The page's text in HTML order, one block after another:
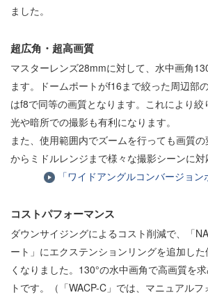
ました。
超広角・超高画質
マスターレンズ28mmに対して、水中画角
ます。ドームポートがf16まで絞った周辺部
はf8で同等の画質となります。これにより
光や暗所での撮影も有利になります。
また、使用範囲内でズームを行っても画質
からミドルレンジまで様々な撮影シーンに対
「ワイドアングルコンバージョ
コストパフォーマンス
ダウンサイジングによるコスト削減で、「
ート」にエクステンションリングを追加し
くなりました。130°の水中画角で高画質を
トです。（「WACP-C」では、マニュアル